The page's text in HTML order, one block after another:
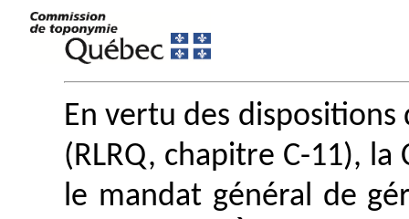
En vertu des dispositions
(RLRQ, chapitre C-11),
le mandat général de